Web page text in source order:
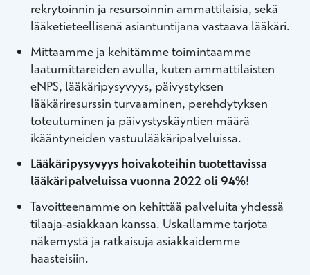
rekrytoinnin ja resursoinnin ammattilaisia, sekä
lääketieteellisenä asiantuntijana vastaava lääkäri.
Mittaamme ja kehitämme toimintaamme
laatumittareiden avulla, kuten ammattilaisten
eNPS, lääkäripysyvyys, päivystyksen
lääkäriresurssin turvaaminen, perehdytyksen
toteutuminen ja päivystyskäyntien määrä
ikääntyneiden vastuulääkäripalveluissa.
Lääkäripysyvyys hoivakoteihin tuotettavissa
lääkäripalveluissa vuonna 2022 oli 94%!
Tavoitteenamme on kehittää palveluita yhdessä
tilaaja-asiakkaan kanssa. Uskallamme tarjota
näkemystä ja ratkaisuja asiakkaidemme
haasteisiin.